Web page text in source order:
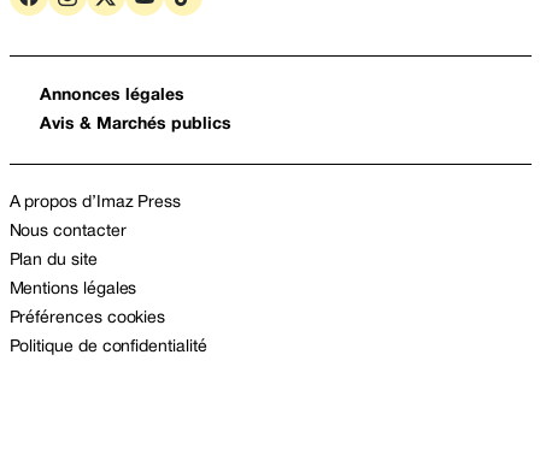
Annonces légales
Avis & Marchés publics
A propos d’Imaz Press
Nous contacter
Plan du site
Mentions légales
Préférences cookies
Politique de confidentialité